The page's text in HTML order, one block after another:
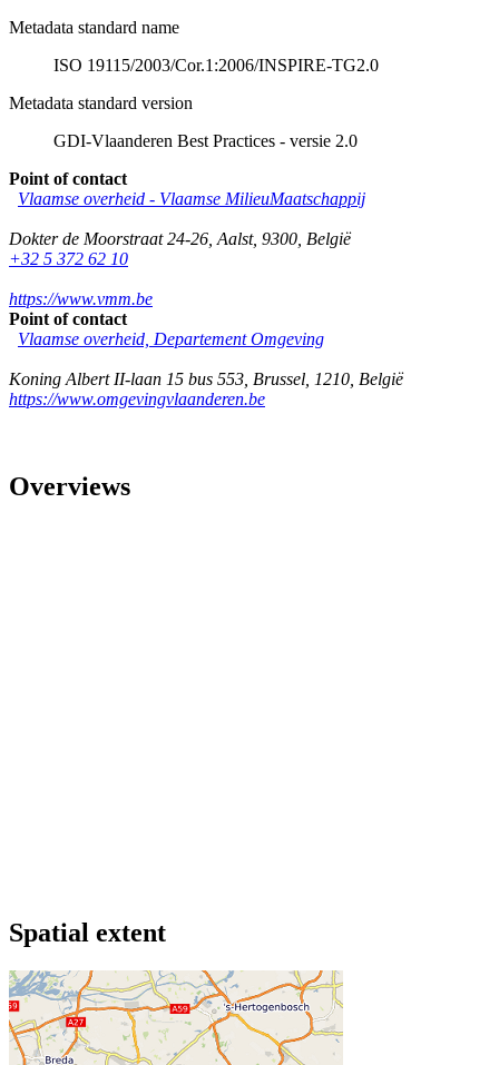
Metadata standard name
ISO 19115/2003/Cor.1:2006/INSPIRE-TG2.0
Metadata standard version
GDI-Vlaanderen Best Practices - versie 2.0
Point of contact
Vlaamse overheid - Vlaamse MilieuMaatschappij
Dokter de Moorstraat 24-26 Aalst, 9300 België
+32 5 372 62 10
https://www.vmm.be
Point of contact
Vlaamse overheid, Departement Omgeving
Koning Albert II-laan 15 bus 553 Brussel 1210 België
https://www.omgevingvlaanderen.be
Overviews
Spatial extent